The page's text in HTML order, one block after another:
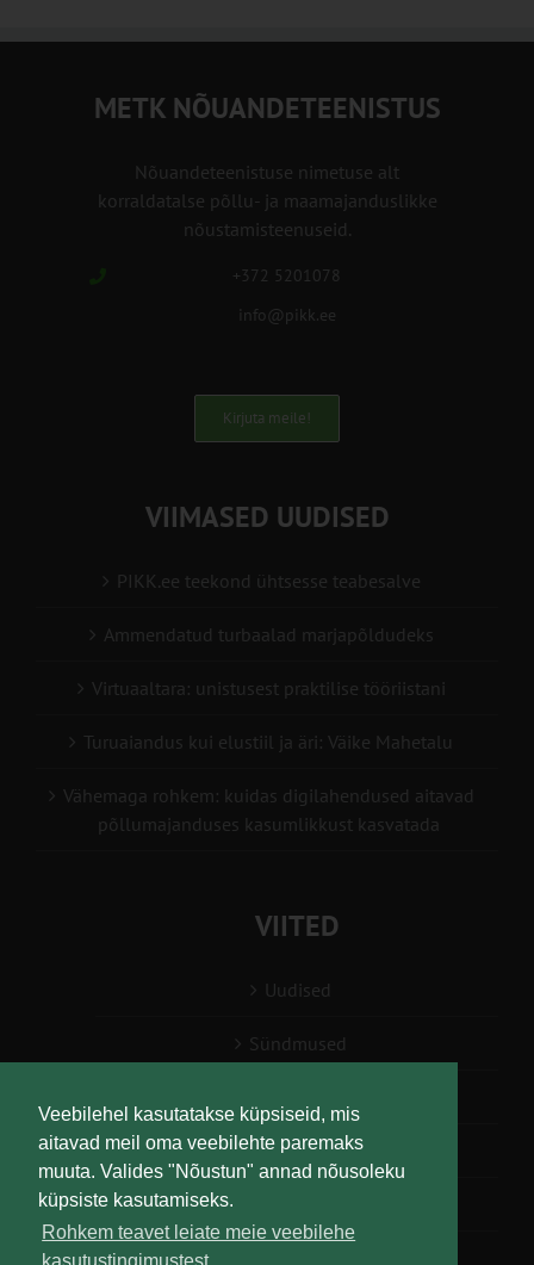
Veebilehel kasutatakse küpsiseid, mis
aitavad meil oma veebilehte paremaks
muuta. Valides "Nõustun" annad nõusoleku
küpsiste kasutamiseks.
Rohkem teavet leiate meie veebilehe
METK NÕUANDETEENISTUS
Nõuandeteenistuse nimetuse alt
korraldatalse põllu- ja maamajanduslikke
nõustamisteenuseid.
+372 5201078
info@pikk.ee
Kirjuta meile!
VIIMASED UUDISED
PIKK.ee teekond ühtsesse teabesalve
Ammendatud turbaalad marjapõldudeks
Virtuaaltara: unistusest praktilise tööriistani
Turuaiandus kui elustiil ja äri: Väike Mahetalu
Vähemaga rohkem: kuidas digilahendused aitavad
põllumajanduses kasumlikkust kasvatada
VIITED
Uudised
Sündmused
Teabesalv
Liitu uudiskirjaga